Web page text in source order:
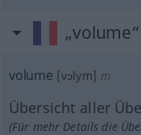
„volume“
volume [vɔlym] m
Übersicht aller
(Für mehr Details die